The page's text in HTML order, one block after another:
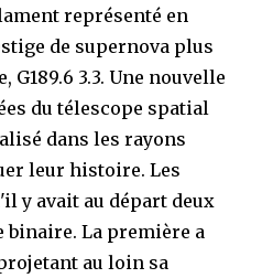
représenté en
de supernova plus
G189.6 3.3. Une nouvelle
du télescope spatial
dans les rayons
leur histoire. Les
y avait au départ deux
binaire. La première a
au loin sa